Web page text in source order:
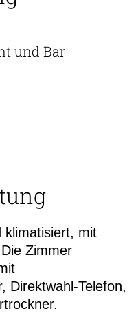
und Bar
klimatisiert, mit
Zimmer
Direktwahl-Telefon,